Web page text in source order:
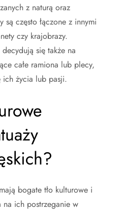
z naturą oraz
są często łączone z innymi
czy krajobrazy.
się także na
całe ramiona lub plecy,
ich życia lub pasji.
bogate tło kulturowe i
na ich postrzeganie w